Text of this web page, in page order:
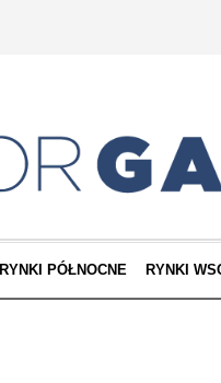
RYNKI PÓŁNOCNE RYNKI